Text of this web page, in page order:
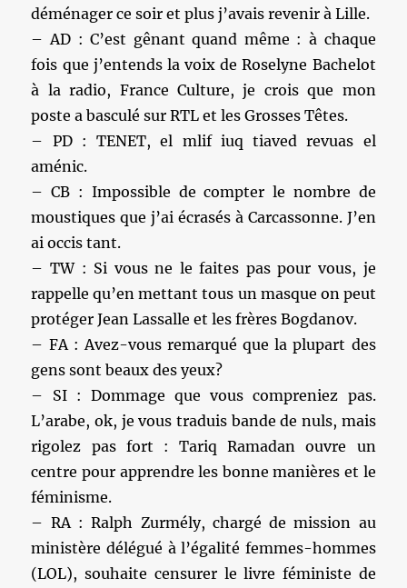
déménager ce soir et plus j’avais revenir à Lille.
– AD : C’est gênant quand même : à chaque
fois que j’entends la voix de Roselyne Bachelot
à la radio, France Culture, je crois que mon
poste a basculé sur RTL et les Grosses Têtes.
– PD : TENET, el mlif iuq tiaved revuas el
aménic.
– CB : Impossible de compter le nombre de
moustiques que j’ai écrasés à Carcassonne. J’en
ai occis tant.
– TW : Si vous ne le faites pas pour vous, je
rappelle qu’en mettant tous un masque on peut
protéger Jean Lassalle et les frères Bogdanov.
– FA : Avez-vous remarqué que la plupart des
gens sont beaux des yeux?
– SI : Dommage que vous compreniez pas.
L’arabe, ok, je vous traduis bande de nuls, mais
rigolez pas fort : Tariq Ramadan ouvre un
centre pour apprendre les bonne manières et le
féminisme.
– RA : Ralph Zurmély, chargé de mission au
ministère délégué à l’égalité femmes-hommes
(LOL), souhaite censurer le livre féministe de